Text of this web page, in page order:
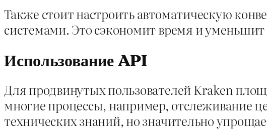
Также стоит настроить автоматическую
системами. Это сэкономит время и
Использование API
Для продвинутых пользователей Kraken
многие процессы, например, отслеживание
технических знаний, но значительно